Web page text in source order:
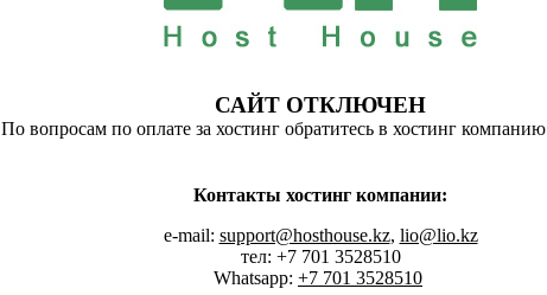
САЙТ ОТКЛЮЧЕН
По вопросам по оплате за хостинг обратитесь в хостинг компанию
Контакты хостинг компании:
e-mail: support@hosthouse.kz, lio@lio.kz
тел: +7 701 3528510
Whatsapp: +7 701 3528510